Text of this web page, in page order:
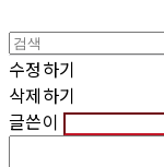
수정하기
삭제하기
글쓴이